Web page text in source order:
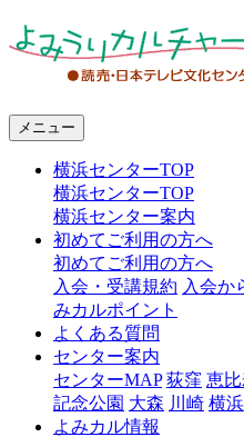
メニュー
横浜センターTOP
横浜センターTOP
横浜センター案内
初めてご利用の方へ
初めてご利用の方へ
入会・受講規約 入会か
みカルポイント
よくある質問
センター案内
センターMAP 荻窪 恵
記念公園 大森 川崎 横浜
よみカル情報